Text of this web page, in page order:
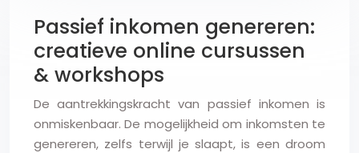
Passief inkomen genereren:
creatieve online cursussen
& workshops
De aantrekkingskracht van passief inkomen is
onmiskenbaar. De mogelijkheid om inkomsten te
genereren, zelfs terwijl je slaapt, is een droom